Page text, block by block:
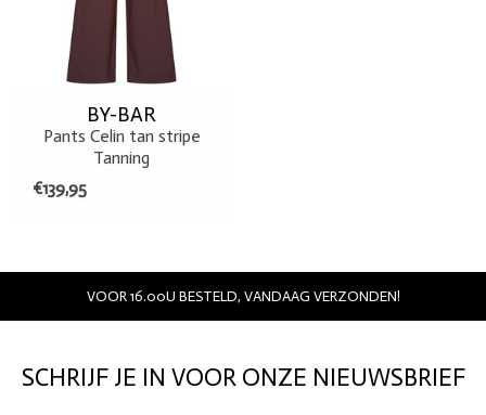
BY-BAR
Pants Celin tan stripe
Tanning
€139,95
VOOR 16.00U BESTELD, VANDAAG VERZONDEN!
SCHRIJF JE IN VOOR ONZE NIEUWSBRIEF